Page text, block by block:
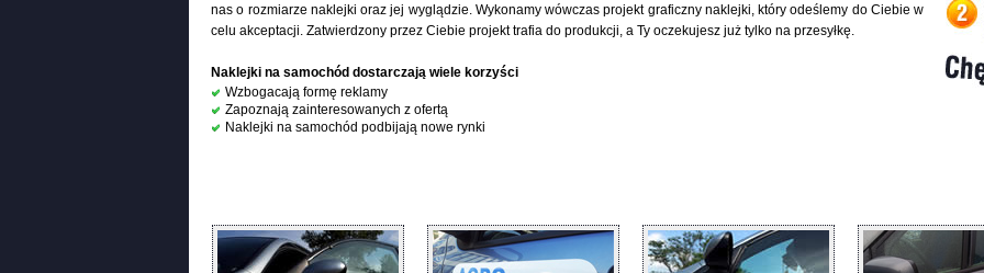
nas o rozmiarze naklejki oraz jej wyglądzie. Wykonamy wówczas projekt graficzny naklejki, który odeślemy do Ciebie w
celu akceptacji. Zatwierdzony przez Ciebie projekt trafia do produkcji, a Ty oczekujesz już tylko na przesyłkę.
Naklejki na samochód dostarczają wiele korzyści
Wzbogacają formę reklamy
Zapoznają zainteresowanych z ofertą
Naklejki na samochód podbijają nowe rynki